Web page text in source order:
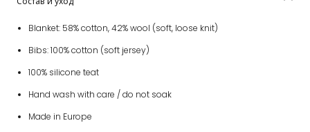
Blanket: 58% cotton, 42% wool (soft, loose knit)
Bibs: 100% cotton (soft jersey)
100% silicone teat
Hand wash with care / do not soak
Made in Europe